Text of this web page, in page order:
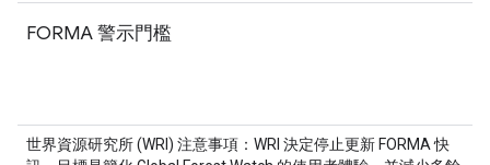
FORMA 警示門檻
世界資源研究所 (WRI) 注意事項：WRI 決定停止更新 FORMA 快